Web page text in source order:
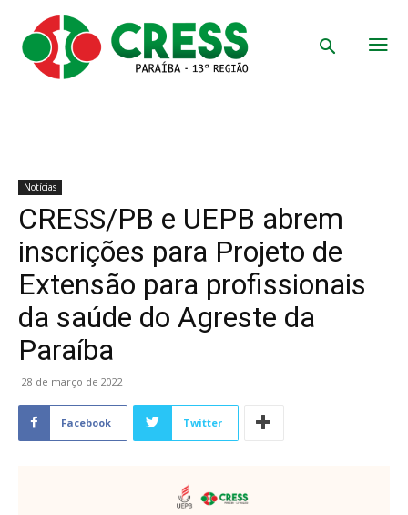
Notícias
CRESS/PB e UEPB abrem
inscrições para Projeto de
Extensão para profissionais
da saúde do Agreste da
Paraíba
28 de março de 2022
Facebook Twitter